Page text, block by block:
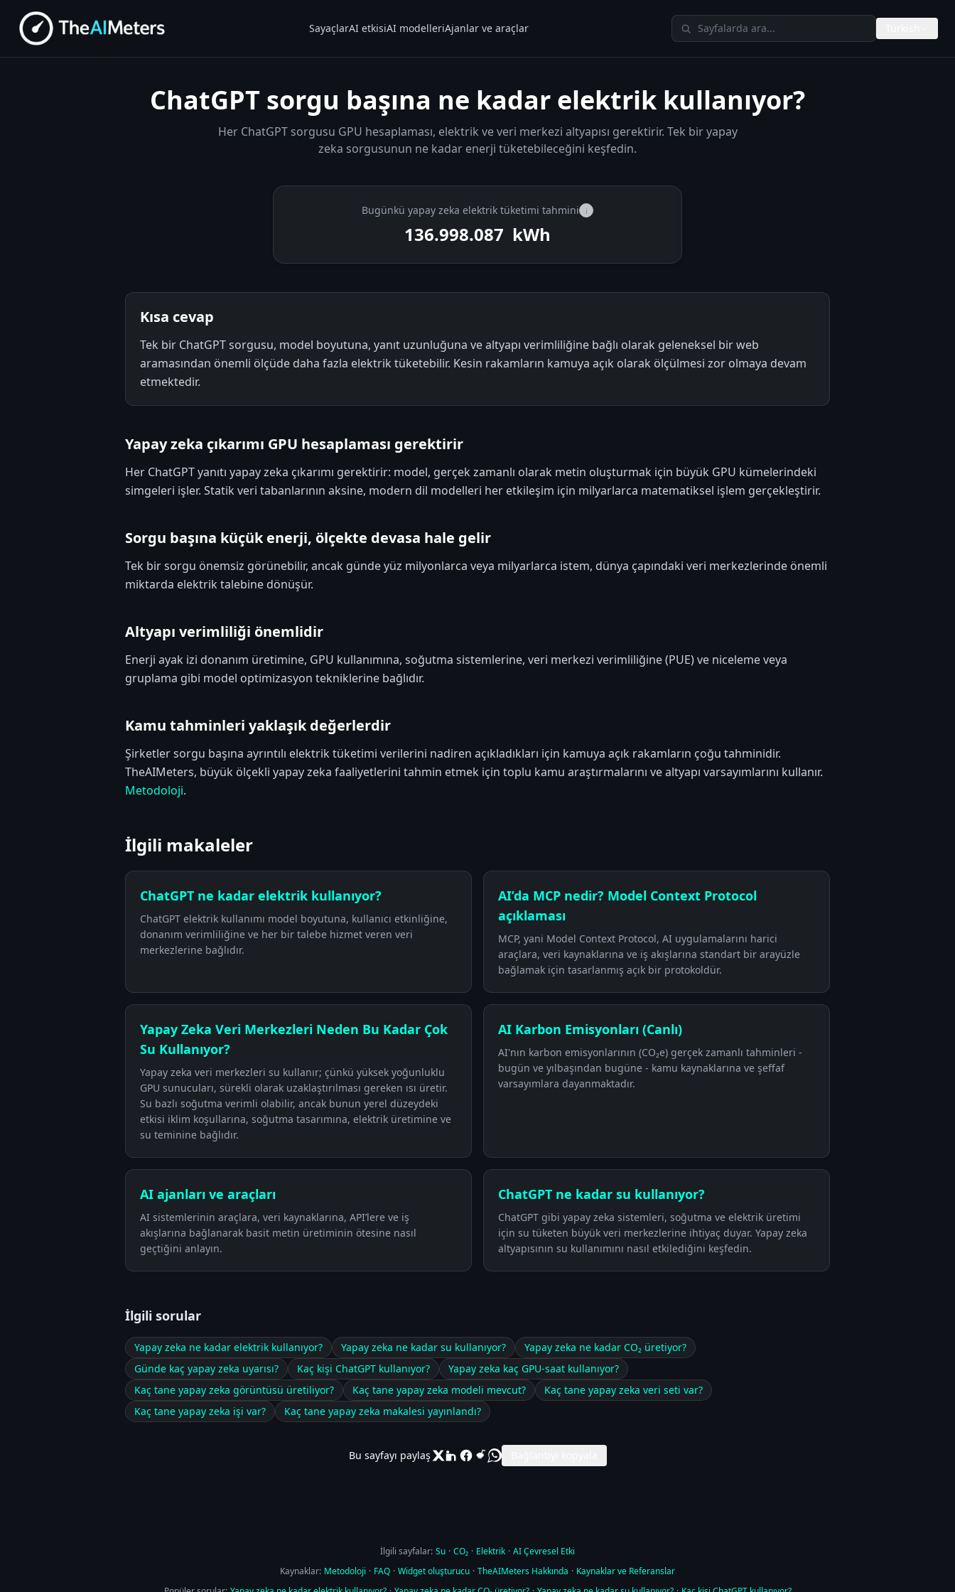
SayaçlarAI etkisiAI modelleriAjanlar ve araçlar TheAIMeters içinde ara
ChatGPT sorgu başına ne kadar elektrik kullanıyor?
Her ChatGPT sorgusu GPU hesaplaması, elektrik ve veri merkezi altyapısı gerektirir. Tek bir yapay
zeka sorgusunun ne kadar enerji tüketebileceğini keşfedin.
Bugünkü yapay zeka elektrik tüketimi tahmini i
136.998.968 kWh
Kısa cevap
Tek bir ChatGPT sorgusu, model boyutuna, yanıt uzunluğuna ve altyapı verimliliğine bağlı olarak geleneksel bir web
aramasından önemli ölçüde daha fazla elektrik tüketebilir. Kesin rakamların kamuya açık olarak ölçülmesi zor olmaya devam
etmektedir.
Yapay zeka çıkarımı GPU hesaplaması gerektirir
Her ChatGPT yanıtı yapay zeka çıkarımı gerektirir: model, gerçek zamanlı olarak metin oluşturmak için büyük GPU kümelerindeki
simgeleri işler. Statik veri tabanlarının aksine, modern dil modelleri her etkileşim için milyarlarca matematiksel işlem gerçekleştirir.
Sorgu başına küçük enerji, ölçekte devasa hale gelir
Tek bir sorgu önemsiz görünebilir, ancak günde yüz milyonlarca veya milyarlarca istem, dünya çapındaki veri merkezlerinde önemli
miktarda elektrik talebine dönüşür.
Altyapı verimliliği önemlidir
Enerji ayak izi donanım üretimine, GPU kullanımına, soğutma sistemlerine, veri merkezi verimliliğine (PUE) ve niceleme veya
gruplama gibi model optimizasyon tekniklerine bağlıdır.
Kamu tahminleri yaklaşık değerlerdir
Şirketler sorgu başına ayrıntılı elektrik tüketimi verilerini nadiren açıkladıkları için kamuya açık rakamların çoğu tahminidir.
TheAIMeters, büyük ölçekli yapay zeka faaliyetlerini tahmin etmek için toplu kamu araştırmalarını ve altyapı varsayımlarını kullanır.
Metodoloji.
İlgili makaleler
ChatGPT ne kadar elektrik kullanıyor?
ChatGPT elektrik kullanımı model boyutuna, kullanıcı etkinliğine,
donanım verimliliğine ve her bir talebe hizmet veren veri
merkezlerine bağlıdır.
AI’da MCP nedir? Model Context Protocol
açıklaması
MCP, yani Model Context Protocol, AI uygulamalarını harici
araçlara, veri kaynaklarına ve iş akışlarına standart bir arayüzle
bağlamak için tasarlanmış açık bir protokoldür.
Yapay Zeka Veri Merkezleri Neden Bu Kadar Çok
Su Kullanıyor?
Yapay zeka veri merkezleri su kullanır; çünkü yüksek yoğunluklu
GPU sunucuları, sürekli olarak uzaklaştırılması gereken ısı üretir.
Su bazlı soğutma verimli olabilir, ancak bunun yerel düzeydeki
etkisi iklim koşullarına, soğutma tasarımına, elektrik üretimine ve
su teminine bağlıdır.
AI Karbon Emisyonları (Canlı)
AI'nın karbon emisyonlarının (CO₂e) gerçek zamanlı tahminleri -
bugün ve yılbaşından bugüne - kamu kaynaklarına ve şeffaf
varsayımlara dayanmaktadır.
AI ajanları ve araçları
AI sistemlerinin araçlara, veri kaynaklarına, API’lere ve iş
akışlarına bağlanarak basit metin üretiminin ötesine nasıl
geçtiğini anlayın.
ChatGPT ne kadar su kullanıyor?
ChatGPT gibi yapay zeka sistemleri, soğutma ve elektrik üretimi
için su tüketen büyük veri merkezlerine ihtiyaç duyar. Yapay zeka
altyapısının su kullanımını nasıl etkilediğini keşfedin.
İlgili sorular
Yapay zeka ne kadar elektrik kullanıyor? Yapay zeka ne kadar su kullanıyor?
Yapay zeka ne kadar CO₂ üretiyor?
Günde kaç yapay zeka uyarısı?
Kaç kişi ChatGPT kullanıyor?
Yapay zeka kaç GPU-saat kullanıyor?
Kaç tane yapay zeka görüntüsü üretiliyor?
Kaç tane yapay zeka modeli mevcut?
Kaç tane yapay zeka veri seti var?
Kaç tane yapay zeka işi var?
Kaç tane yapay zeka makalesi yayınlandı?
Bu sayfayı paylaş
İlgili sayfalar: Su · CO₂ · Elektrik · AI Çevresel Etki
Kaynaklar: Metodoloji · FAQ · Widget oluşturucu · TheAIMeters Hakkında · Kaynaklar ve Referanslar